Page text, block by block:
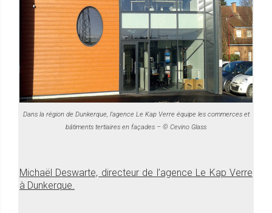
Dans la région de Dunkerque, l’agence Le Kap Verre équipe les commerces et
bâtiments tertiaires en façades – © Cevino Glass
Michaël Deswarte, directeur de l’agence Le Kap Verre
à Dunkerque.